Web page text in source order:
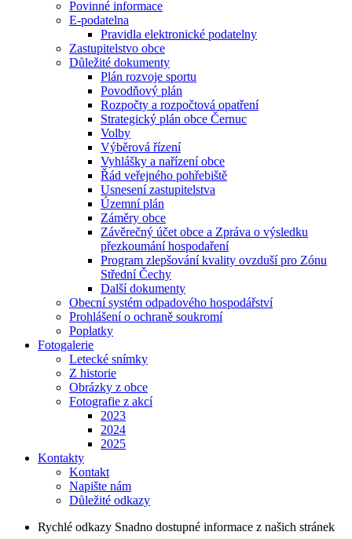
Povinné informace
E-podatelna
Pravidla elektronické podatelny
Zastupitelstvo obce
Důležité dokumenty
Plán rozvoje sportu
Povodňový plán
Rozpočty a rozpočtová opatření
Strategický plán obce Černuc
Volby
Výběrová řízení
Vyhlášky a nařízení obce
Řád veřejného pohřebiště
Usnesení zastupitelstva
Územní plán
Záměry obce
Závěrečný účet obce a Zpráva o výsledku
přezkoumání hospodaření
Program zlepšování kvality ovzduší pro Zónu
Střední Čechy
Další dokumenty
Obecní systém odpadového hospodářství
Prohlášení o ochraně soukromí
Poplatky
Fotogalerie
Letecké snímky
Z historie
Obrázky z obce
Fotografie z akcí
2023
2024
2025
Kontakty
Kontakt
Napište nám
Důležité odkazy
Rychlé odkazy Snadno dostupné informace z našich stránek